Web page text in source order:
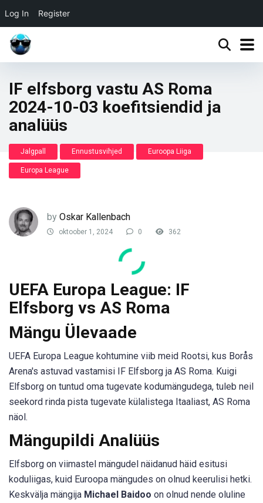
Log In Register
IF elfsborg vastu AS Roma
2024-10-03 koefitsiendid ja
analüüs
Jalgpall Ennustusvihjed Euroopa Liiga
Europa League
by Oskar Kallenbach
oktoober 1, 2024 0 362
UEFA Europa League: IF
Elfsborg vs AS Roma
Mängu Ülevaade
UEFA Europa League kohtumine viib meid Rootsi, kus Borås
Arena's astuvad vastamisi IF Elfsborg ja AS Roma. Kuigi
Elfsborg on tuntud oma tugevate kodumängudega, tuleb neil
seekord rinda pista tugevate külalistega Itaaliast, AS Roma
näol.
Mängupildi Analüüs
Elfsborg on viimastel mängudel näidanud häid esitusi
koduliigas, kuid Euroopa mängudes on olnud keerulisi hetki.
Keskvälja mängija Michael Baidoo on olnud nende oluline